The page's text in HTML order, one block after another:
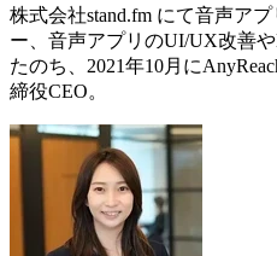
株式会社stand.fm にて音声ア
ー、音声アプリのUI/UX改善
たのち、2021年10月に
締役CEO。